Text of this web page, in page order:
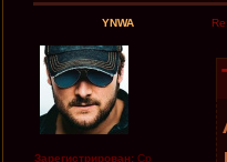
YNWA
Зарегистрирован: Ср